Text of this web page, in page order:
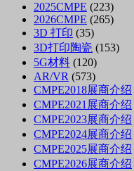
2025CMPE (223)
2026CMPE (265)
3D 打印 (35)
3D打印陶瓷 (153)
5G材料 (120)
AR/VR (573)
CMPE2018展商介绍
CMPE2021展商介绍
CMPE2023展商介绍
CMPE2024展商介绍
CMPE2025展商介绍
CMPE2026展商介绍